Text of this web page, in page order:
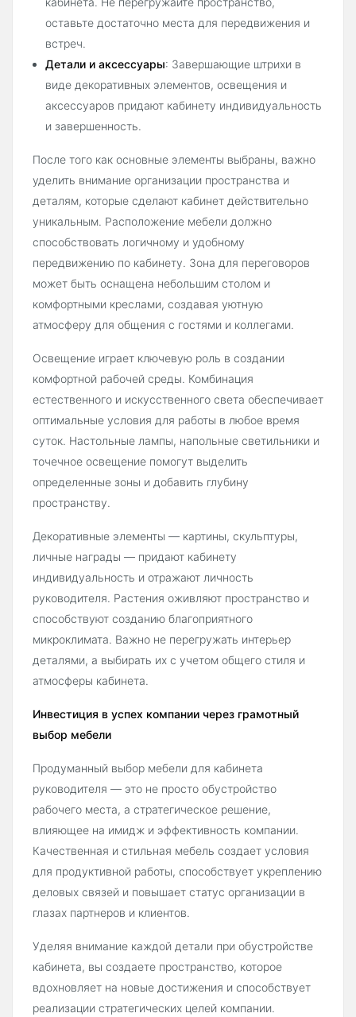
оставьте достаточно места для передвижения и
встреч.
Детали и аксессуары: Завершающие штрихи в
виде декоративных элементов, освещения и
аксессуаров придают кабинету индивидуальность
и завершенность.
После того как основные элементы выбраны, важно
уделить внимание организации пространства и
деталям, которые сделают кабинет действительно
уникальным. Расположение мебели должно
способствовать логичному и удобному
передвижению по кабинету. Зона для переговоров
может быть оснащена небольшим столом и
комфортными креслами, создавая уютную
атмосферу для общения с гостями и коллегами.
Освещение играет ключевую роль в создании
комфортной рабочей среды. Комбинация
естественного и искусственного света обеспечивает
оптимальные условия для работы в любое время
суток. Настольные лампы, напольные светильники и
точечное освещение помогут выделить
определенные зоны и добавить глубину
пространству.
Декоративные элементы — картины, скульптуры,
личные награды — придают кабинету
индивидуальность и отражают личность
руководителя. Растения оживляют пространство и
способствуют созданию благоприятного
микроклимата. Важно не перегружать интерьер
деталями, а выбирать их с учетом общего стиля и
атмосферы кабинета.
Инвестиция в успех компании через грамотный
выбор мебели
Продуманный выбор мебели для кабинета
руководителя — это не просто обустройство
рабочего места, а стратегическое решение,
влияющее на имидж и эффективность компании.
Качественная и стильная мебель создает условия
для продуктивной работы, способствует укреплению
деловых связей и повышает статус организации в
глазах партнеров и клиентов.
Уделяя внимание каждой детали при обустройстве
кабинета, вы создаете пространство, которое
вдохновляет на новые достижения и способствует
реализации стратегических целей компании.